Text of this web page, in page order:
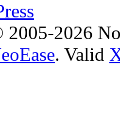
2026
. Valid